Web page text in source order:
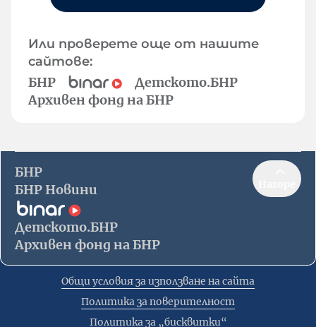
Или проверете още от нашите
сайтове:
БНР
Детското.БНР
Архивен фонд на БНР
БНР
БНР Новини
Детското.БНР
Архивен фонд на БНР
Общи условия за използване на сайта
Политика за поверителност
Политика за „бисквитки“